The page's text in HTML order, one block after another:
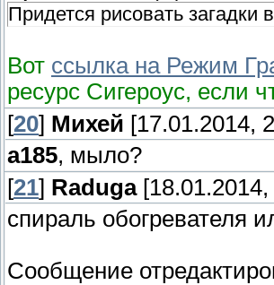
Придется рисовать
Вот ссылка на Режим
ресурс Сигероус, если
[20] Михей [17.01.2014,
a185, мыло?
[21] Raduga[18.01.2014,
спираль обогревателя
Сообщение